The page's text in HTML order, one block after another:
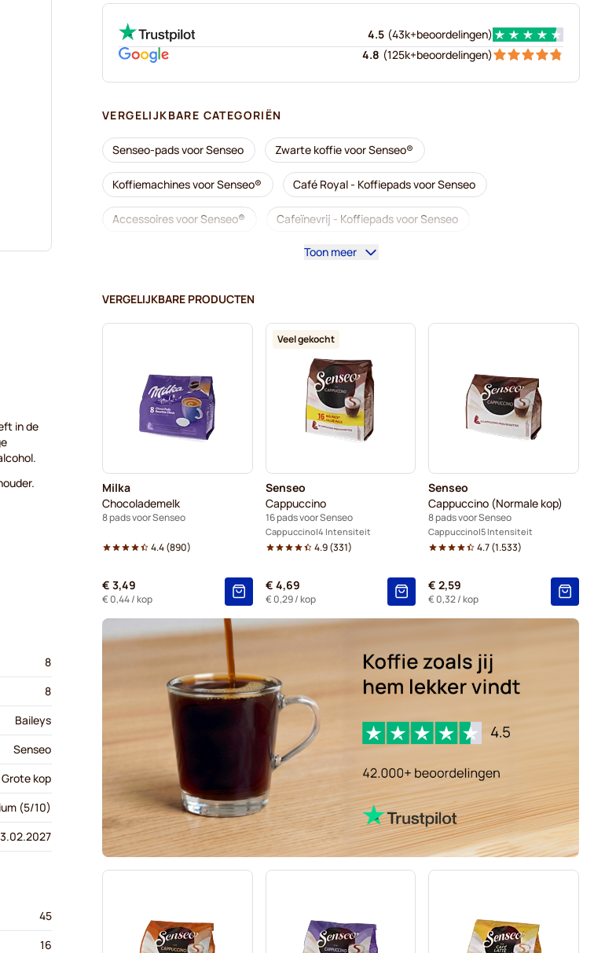
4.5 (43k+beoordelingen)
4.8 (125k+beoordelingen)
VERGELIJKBARE CATEGORIËN
Senseo-pads voor Senseo Zwarte koffie voor Senseo®
Koffiemachines voor Senseo® Café Royal - Koffiepads voor Senseo
Accessoires voor Senseo® Cafeïnevrij - Koffiepads voor Senseo
Segafredo - Koffiepads voor Senseo
Merrild - Koffiepads voor Senseo Friele - Koffiepads voor Senseo
Gimoka - Pads voor Senseo
Pads voor Senseo Kaffekapslen voor Senseo®
Toon meer
VERGELIJKBARE PRODUCTEN
Milka
Chocolademelk
8 pads voor Senseo
4.4(890)
€ 3,49
€ 0,44/ kop
Veel gekocht
Senseo
Cappuccino
16 pads voor Senseo
Cappuccino 4 Intensiteit
4.9(331)
€ 4,69
€ 0,29/ kop
Senseo
Cappuccino (Normale kop)
8 pads voor Senseo
Cappuccino 5 Intensiteit
4.7(1.533)
€ 2,59
€ 0,32/ kop
in de
8
8
Baileys
Senseo
Grote kop
(5/10)
45
16